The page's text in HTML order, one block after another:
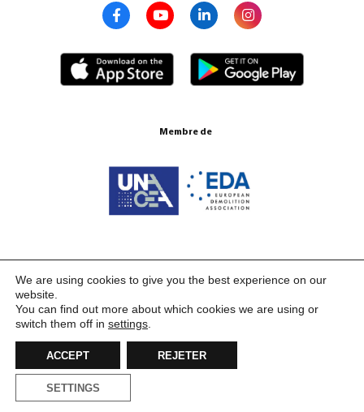
Membre de
We are using cookies to give you the best experience on our
website.
You can find out more about which cookies we are using or
switch them off in settings
ACCEPT REJETER
SETTINGS